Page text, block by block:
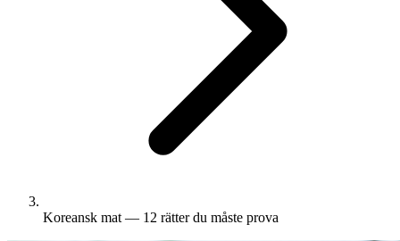
Koreansk mat — 12 rätter du måste prova